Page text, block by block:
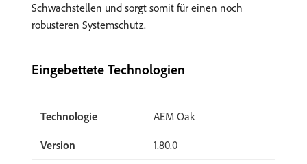
Schwachstellen und sorgt somit für einen noch
robusteren Systemschutz.
Eingebettete Technologien
AEM Oak
1.80.0